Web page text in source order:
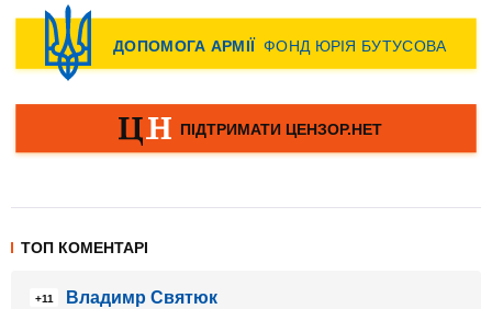
ТОП КОМЕНТАРІ
+11
Владимр Святюк